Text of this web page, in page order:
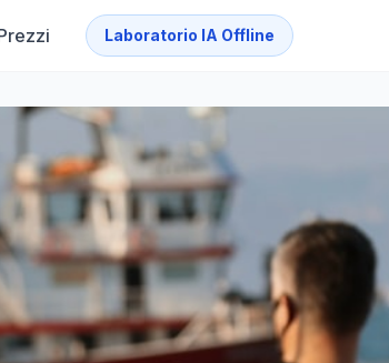
Laboratorio IA Offline